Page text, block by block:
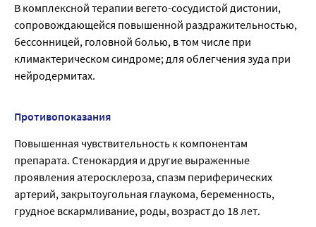
В комплексной терапии вегето-сосудистой дистонии,
сопровождающейся повышенной раздражительностью,
бессонницей, головной болью, в том числе при
климактерическом синдроме; для облегчения зуда при
нейродермитах.
Противопоказания
Повышенная чувствительность к компонентам
препарата. Стенокардия и другие выра­женные
проявления атеросклероза, спазм периферических
артерий, закрытоугольная глау­кома, беременность,
грудное вскармливание, роды, возраст до 18 лет.